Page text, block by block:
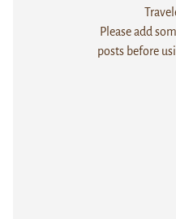
Please add
posts before